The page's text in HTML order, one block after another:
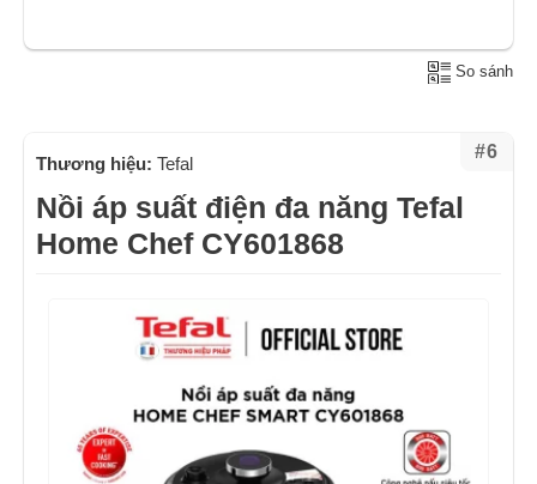
So sánh
#6
Thương hiệu: Tefal
Nồi áp suất điện đa năng Tefal
Home Chef CY601868